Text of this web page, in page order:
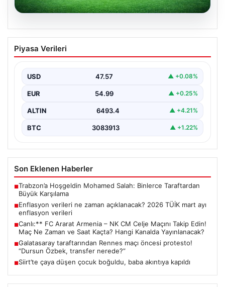
Canlı:** FC Ararat Armenia – NK CM
Celje Maçını Takip Edin! Maç Ne Zaman
Yayınlanacak?
4 Ağustos 2026 tarihinde gerçekleştirilecek olan büyük
karşılaşmada FC Ararat Armenia, FFA Academy
Piyasa Verileri
USD 47.57 ▲ +0.08%
EUR 54.99 ▲ +0.25%
ALTIN 6493.4 ▲ +4.21%
BTC 3083913 ▲ +1.22%
Son Eklenen Haberler
■Trabzon’a Hoşgeldin Mohamed Salah: Binlerce Taraftardan
Büyük Karşılama
■Enflasyon verileri ne zaman açıklanacak? 2026 TÜİK mart ayı
enflasyon verileri
■Canlı:** FC Ararat Armenia – NK CM Celje Maçını Takip Edin!
Maç Ne Zaman ve Saat Kaçta? Hangi Kanalda Yayınlanacak?
■Galatasaray taraftarından Rennes maçı öncesi protesto!
“Dursun Özbek, transfer nerede?”
■Siirt’te çaya düşen çocuk boğuldu, baba akıntıya kapıldı